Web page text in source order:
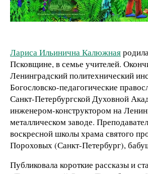
Лариса Ильинична Калюжная
Псковщине, в семье учителей.
Ленинградский политехнический
Богословско-педагогические
Санкт-Петербургской Духовной
инженером-конструктором на
металлическом заводе.
воскресной школы храма святого
Пороховых (Санкт-Петербург),
Публиковала короткие рассказы и